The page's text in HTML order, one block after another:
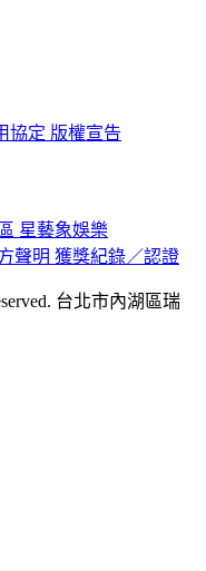
協定 版權宣告
星藝象娛樂
聲明 獲獎紀錄／認證
台北市內湖區瑞